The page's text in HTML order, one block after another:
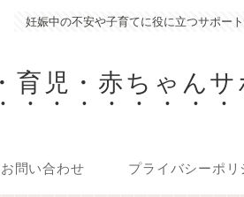
妊娠中の不安や子育てに役に立つサポー
育児・赤ちゃん
お問い合わせ プライバシーポリ